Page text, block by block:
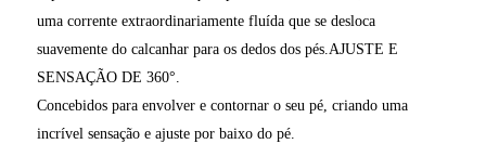
uma corrente extraordinariamente fluída que se desloca
suavemente do calcanhar para os dedos dos pés.AJUSTE E
SENSAÇÃO DE 360°.
Concebidos para envolver e contornar o seu pé, criando uma
incrível sensação e ajuste por baixo do pé.